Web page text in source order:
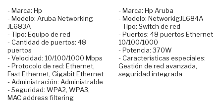
- Marca: Hp
- Modelo: Aruba Networking
JL683A
- Tipo: Equipo de red
- Cantidad de puertos: 48
puertos
- Velocidad: 10/100/1000 Mbps
- Protocolo de red: Ethernet,
Fast Ethernet, Gigabit Ethernet
- Administración: Administrable
- Seguridad: WPA2, WPA3,
MAC address filtering
- Marca: Hp Aruba
- Modelo: NetworkigJL684A
- Tipo: Switch de red
- Puertos: 48 puertos Ethernet
10/100/1000
- Potencia: 370W
- Características especiales:
Gestión de red avanzada,
seguridad integrada